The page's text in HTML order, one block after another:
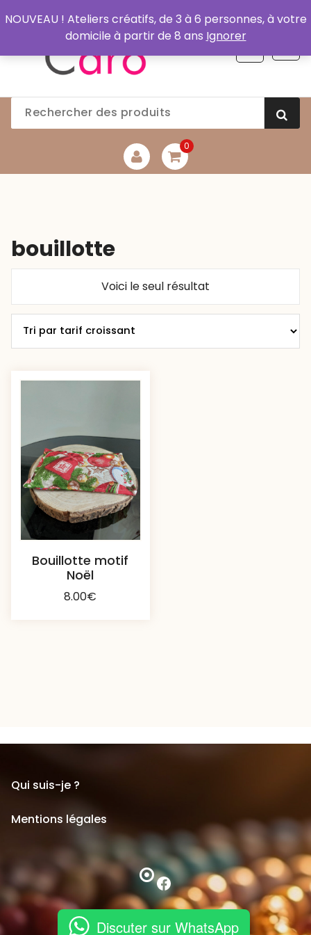
au
0
bouillotte
Voici le seul résultat
Bouillotte motif
Noël
8.00€
Qui suis-je ?
Mentions légales
Facebook
Discuter sur WhatsApp
NOUVEAU ! Ateliers créatifs, de 3 à 6 personnes, à votre
domicile à partir de 8 ans Ignorer